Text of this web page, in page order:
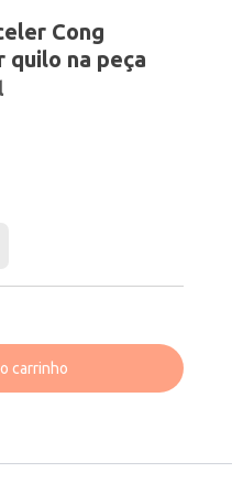
Cong
quilo na peça
carrinho